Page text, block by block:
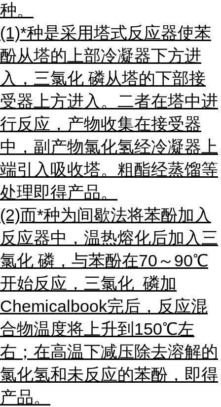
种。
(1)*种是采用塔式反应器使苯
酚从塔的上部冷凝器下方进
入，三氯化 磷从塔的下部接
受器上方进入。二者在塔中进
行反应，产物收集在接受器
中，副产物氯化氢经冷凝器上
端引入吸收塔。粗酯经蒸馏等
处理即得产品。
(2)而*种为间歇法将苯酚加入
反应器中，温热熔化后加入三
氯化 磷，与苯酚在70～90℃
开始反应，三氯化 磷加
Chemicalbook完后，反应混
合物温度将上升到150℃左
右；在高温下减压除去溶解的
氯化氢和未反应的苯酚，即得
产品。